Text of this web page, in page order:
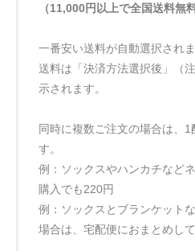
（11,000円以上で全国送料無料
一番安い送料が自動選択されま
送料は「決済方法選択後」（
示されます。
同時に複数ご注文の場合は、1
す。
例：ソックスやハンカチなど
購入でも220円
例：ソックスとブランケット
場合は、宅配便におまとめして